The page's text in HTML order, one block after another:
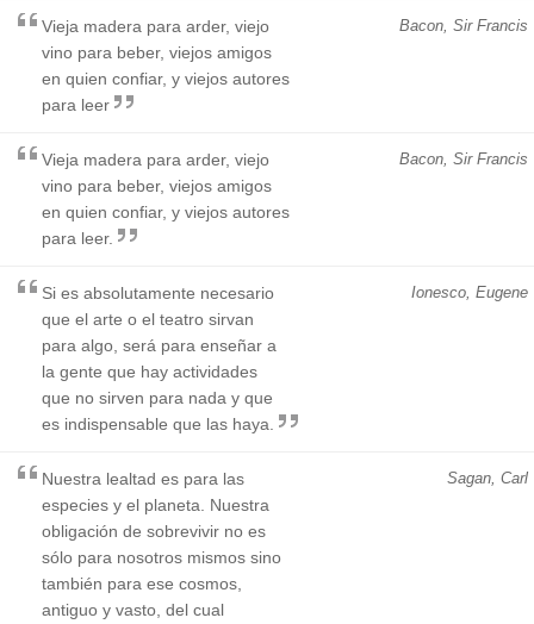
Bacon, Sir Francis
Vieja madera para arder, viejo
vino para beber, viejos amigos
en quien confiar, y viejos autores
para leer
Bacon, Sir Francis
Vieja madera para arder, viejo
vino para beber, viejos amigos
en quien confiar, y viejos autores
para leer.
Ionesco, Eugene
Si es absolutamente necesario
que el arte o el teatro sirvan
para algo, será para enseñar a
la gente que hay actividades
que no sirven para nada y que
es indispensable que las haya.
Sagan, Carl
Nuestra lealtad es para las
especies y el planeta. Nuestra
obligación de sobrevivir no es
sólo para nosotros mismos sino
también para ese cosmos,
antiguo y vasto, del cual